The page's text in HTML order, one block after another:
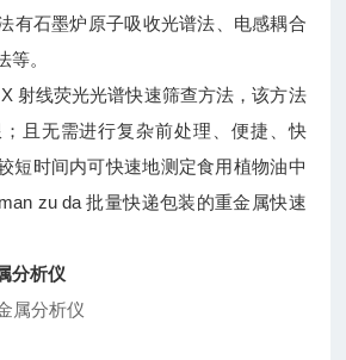
有石墨炉原子吸收光谱法、电感耦合
等。
射线荧光光谱快速筛查方法，该方法
且无需进行复杂前处理、便捷、快
短时间内可快速地测定食用植物油中
zu da 批量快递包装的重金属快速
分析仪